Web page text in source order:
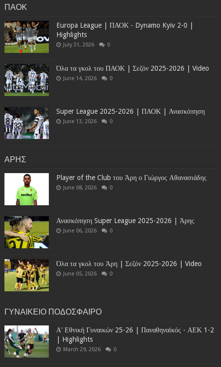
ΠΑΟΚ
Europa League | ΠΑΟΚ - Dynamo Kyiv 2-0 |
Highlights
July 31, 2026 0
Όλα τα γκολ του ΠΑΟΚ | Σεζόν 2025-2026 | Video
June 14, 2026 0
Super League 2025-2026 | ΠΑΟΚ | Ανασκόπηση
June 13, 2026 0
ΑΡΗΣ
Player of the Club του Άρη ο Γιώργος Αθανασιάδης
June 08, 2026 0
Ανασκόπηση Super League 2025-2026 | Άρης
June 06, 2026 0
Όλα τα γκολ του Άρη | Σεζόν 2025-2026 | Video
June 05, 2026 0
ΓΥΝΑΙΚΕΙΟ ΠΟΔΟΣΦΑΙΡΟ
Α' Εθνική Γυναικών 25-26 | Παναθηναϊκός - ΑΕΚ 1-2
| Highlights
March 29, 2026 0